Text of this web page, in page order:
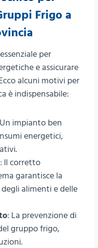
Frigo a
per
e assicurare
alcuni motivi per
è indispensabile:
impianto ben
energetici,
: Il corretto
garantisce la
alimenti e delle
: La prevenzione di
gruppo frigo,